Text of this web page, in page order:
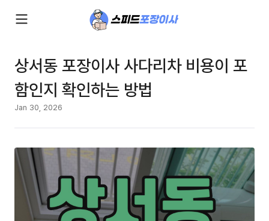
상서동 포장이사 사다리차 비용이 포
함인지 확인하는 방법
Jan 30, 2026